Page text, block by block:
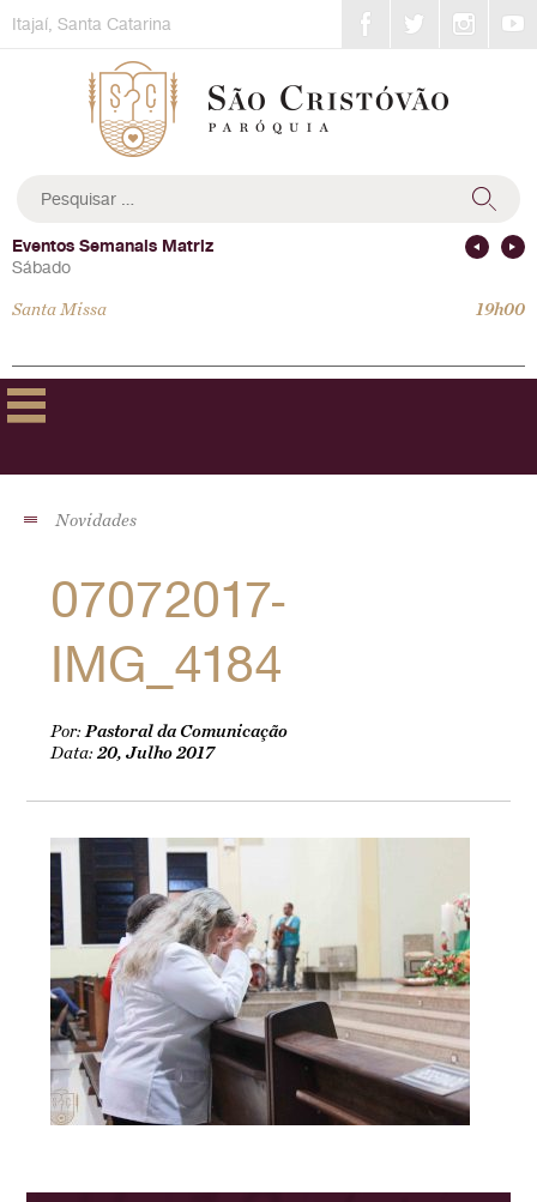
toItajaí, Santa Catarina
por:
Eventos Semanais Matriz
Sábado
Santa Missa 19h00
Novidades
07072017-
IMG_4184
Por:Pastoral da Comunicação
Data:20, Julho 2017